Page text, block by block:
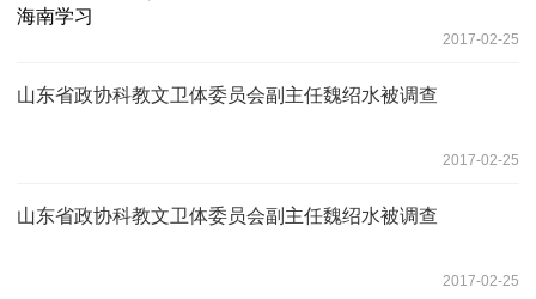
2017-02-25
山东省政协科教文卫体委员会副主任魏绍水被调查
2017-02-25
山东省政协科教文卫体委员会副主任魏绍水被调查
2017-02-25